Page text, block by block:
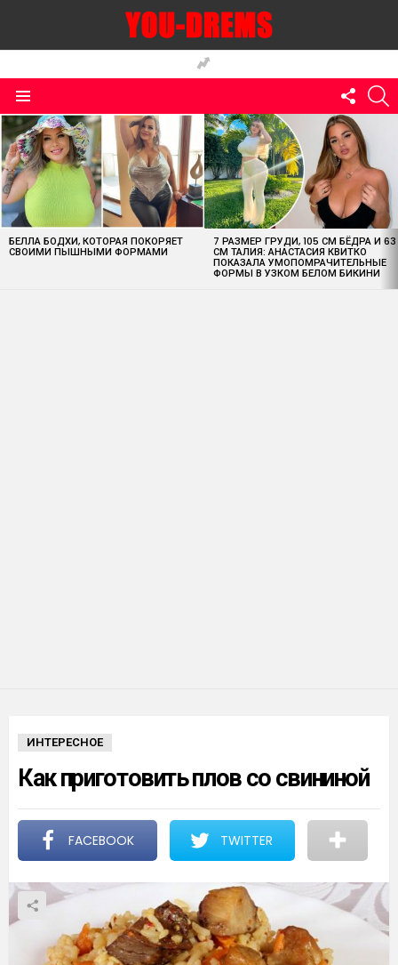
US
MOST
VIEWED
STORIES
БЕЛЛА БОДХИ, КОТОРАЯ ПОКОРЯЕТ
СВОИМИ ПЫШНЫМИ ФОРМАМИ
7 РАЗМЕР ГРУДИ, 105 СМ БЁДРА И 63
СМ ТАЛИЯ: АНАСТАСИЯ КВИТКО
ПОКАЗАЛА УМОПОМРАЧИТЕЛЬНЫЕ
ФОРМЫ В УЗКОМ БЕЛОМ БИКИНИ
ИНТЕРЕСНОЕ
Как приготовить плов со свининой
FACEBOOK TWITTER